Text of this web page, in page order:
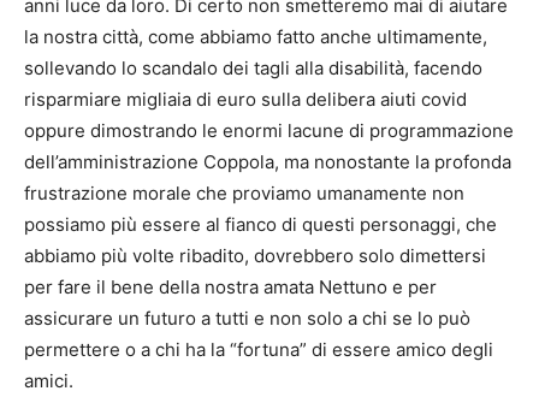
anni luce da loro. Di certo non smetteremo mai di aiutare
la nostra città, come abbiamo fatto anche ultimamente,
sollevando lo scandalo dei tagli alla disabilità, facendo
risparmiare migliaia di euro sulla delibera aiuti covid
oppure dimostrando le enormi lacune di programmazione
dell’amministrazione Coppola, ma nonostante la profonda
frustrazione morale che proviamo umanamente non
possiamo più essere al fianco di questi personaggi, che
abbiamo più volte ribadito, dovrebbero solo dimettersi
per fare il bene della nostra amata Nettuno e per
assicurare un futuro a tutti e non solo a chi se lo può
permettere o a chi ha la “fortuna” di essere amico degli
amici.